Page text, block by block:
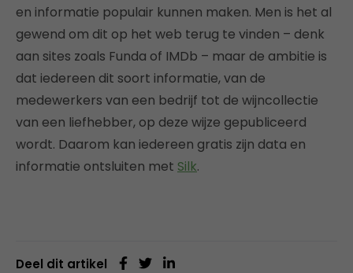
en informatie populair kunnen maken. Men is het al
gewend om dit op het web terug te vinden – denk
aan sites zoals Funda of IMDb – maar de ambitie is
dat iedereen dit soort informatie, van de
medewerkers van een bedrijf tot de wijncollectie
van een liefhebber, op deze wijze gepubliceerd
wordt. Daarom kan iedereen gratis zijn data en
informatie ontsluiten met Silk.
Deel dit artikel